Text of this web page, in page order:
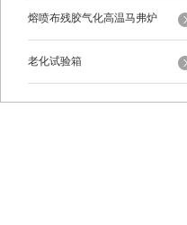
熔喷布残胶气化高温马弗炉
老化试验箱